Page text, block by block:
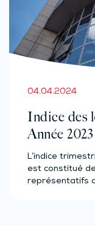
04.04.2024
Indice des
Année 2023
L’indice
est constitué
représentatifs